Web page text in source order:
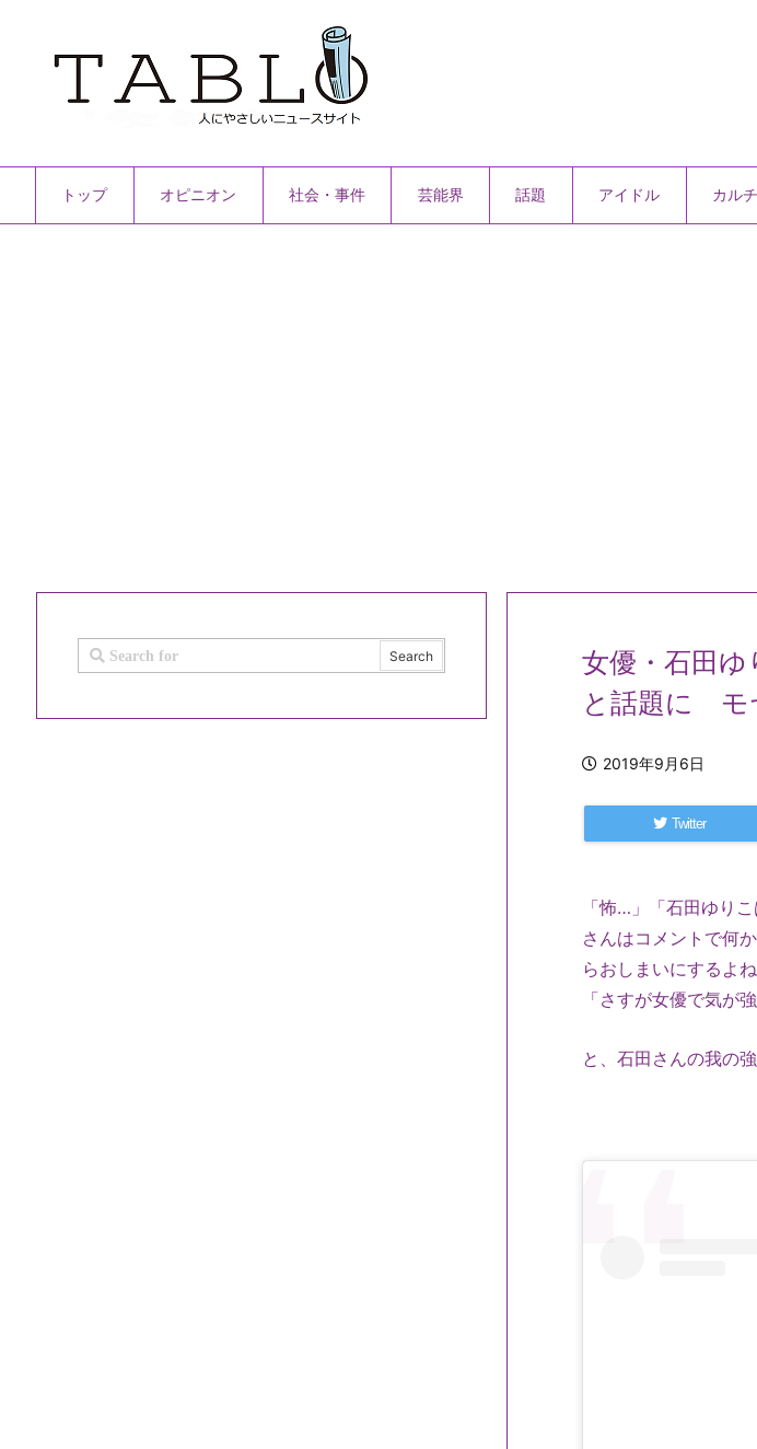
トップ オピニオン 社会・事件 芸能界 話題 アイドル カル
女優・石田
と話題に モ
2019年9月6日
Twitter
「怖…」「石田ゆり
さんはコメントで何
らおしまいにするよ
「さすが女優で気が強
と、石田さんの我の